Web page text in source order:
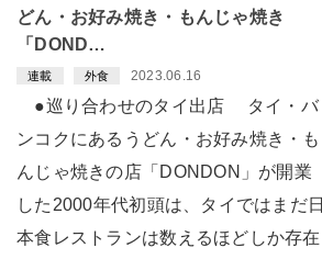
どん・お好み焼き・もんじゃ焼き
「DOND…
連載 外食 2023.06.16
●巡り合わせのタイ出店 タイ・バ
ンコクにあるうどん・お好み焼き・も
んじゃ焼きの店「DONDON」が開業
した2000年代初頭は、タイではまだ日
本食レストランは数えるほどしか存在